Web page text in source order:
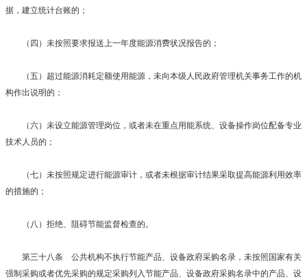
据，建立统计台账的；
（四）未按照要求报送上一年度能源消费状况报告的；
（五）超过能源消耗定额使用能源，未向本级人民政府管理机关事务工作的机
构作出说明的；
（六）未设立能源管理岗位，或者未在重点用能系统、设备操作岗位配备专业
技术人员的；
（七）未按照规定进行能源审计，或者未根据审计结果采取提高能源利用效率
的措施的；
（八）拒绝、阻碍节能监督检查的。
第三十八条 公共机构不执行节能产品、设备政府采购名录，未按照国家有关
强制采购或者优先采购的规定采购列入节能产品、设备政府采购名录中的产品、设